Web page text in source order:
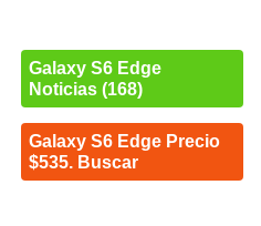
Galaxy S6 Edge
Noticias (168)
Galaxy S6 Edge Precio
$535. Buscar